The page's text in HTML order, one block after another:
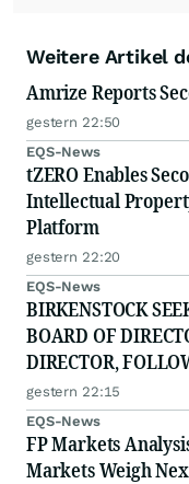
Weitere Artikel
Amrize Reports
gestern 22:50
EQS-News
tZERO Enables
Intellectual
Platform
gestern 22:20
EQS-News
BIRKENSTOCK
BOARD OF
DIRECTOR,
RESIGNATION DUE
COMMITTMENTS
gestern 22:15
EQS-News
FP Markets
Markets Weigh